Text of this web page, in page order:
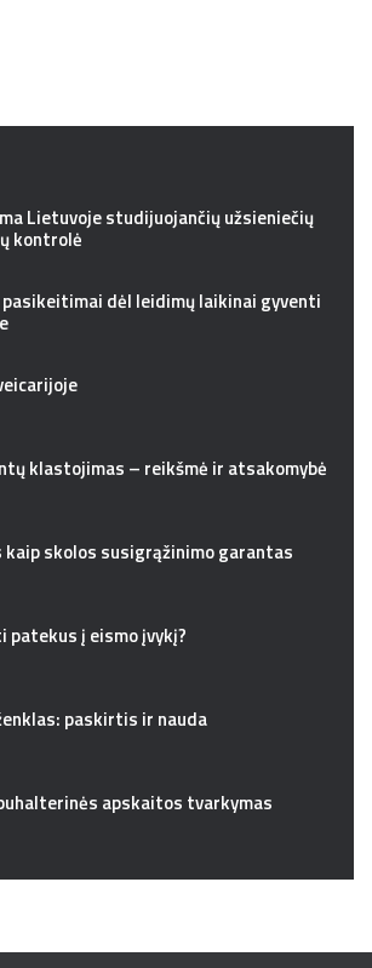
Lietuvoje studijuojančių užsieniečių
kontrolė
pasikeitimai dėl leidimų laikinai gyventi
klastojimas – reikšmė ir atsakomybė
kaip skolos susigrąžinimo garantas
patekus į eismo įvykį?
paskirtis ir nauda
apskaitos tvarkymas